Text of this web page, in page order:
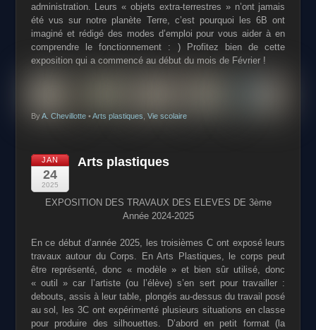
administration. Leurs « objets extra-terrestres » n’ont jamais
été vus sur notre planète Terre, c’est pourquoi les 6B ont
imaginé et rédigé des modes d’emploi pour vous aider à en
comprendre le fonctionnement : ) Profitez bien de cette
exposition qui a commencé au début du mois de Février !
ByA. Chevillotte• Arts plastiques Vie scolaire
JAN
24
2025
Arts plastiques
EXPOSITION DES TRAVAUX DES ELEVES DE 3ème
Année 2024-2025
En ce début d’année 2025, les troisièmes C ont exposé leurs
travaux autour du Corps. En Arts Plastiques, le corps peut
être représenté, donc « modèle » et bien sûr utilisé, donc
« outil » car l’artiste (ou l’élève) s’en sert pour travailler :
debouts, assis à leur table, plongés au-dessus du travail posé
au sol, les 3C ont expérimenté plusieurs situations en classe
pour produire des silhouettes. D’abord en petit format (la